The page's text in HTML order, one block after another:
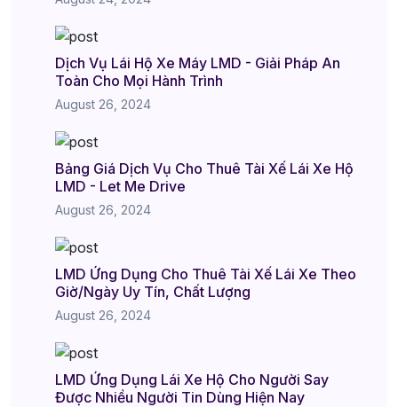
Dịch Vụ Lái Hộ Xe Máy LMD - Giải Pháp An
Toàn Cho Mọi Hành Trình
August 26, 2024
Bảng Giá Dịch Vụ Cho Thuê Tài Xế Lái Xe Hộ
LMD - Let Me Drive
August 26, 2024
LMD Ứng Dụng Cho Thuê Tài Xế Lái Xe Theo
Giờ/Ngày Uy Tín, Chất Lượng
August 26, 2024
LMD Ứng Dụng Lái Xe Hộ Cho Người Say
Được Nhiều Người Tin Dùng Hiện Nay